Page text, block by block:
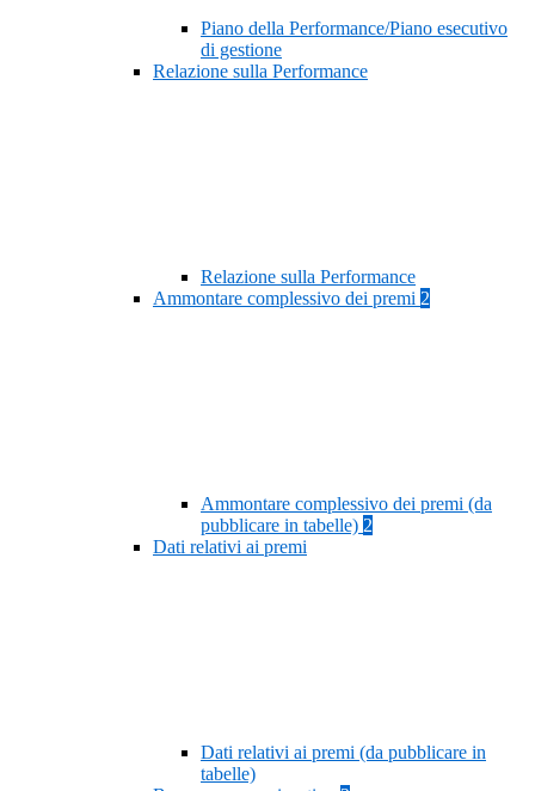
Piano della Performance/Piano esecutivo
di gestione
Relazione sulla Performance
Relazione sulla Performance
Ammontare complessivo dei premi 2
Ammontare complessivo dei premi (da
pubblicare in tabelle) 2
Dati relativi ai premi
Dati relativi ai premi (da pubblicare in
tabelle)